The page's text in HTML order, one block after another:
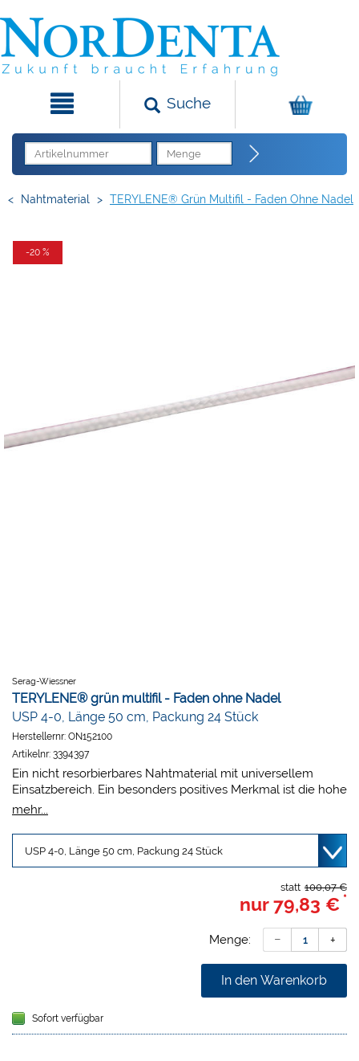
Suche
< Nahtmaterial > TERYLENE® Grün Multifil - Faden Ohne Nadel
-20 %
Serag-Wiessner
TERYLENE® grün multifil - Faden ohne Nadel
USP 4-0, Länge 50 cm, Packung 24 Stück
Herstellernr: ON152100
Artikelnr: 3394397
Ein nicht resorbierbares Nahtmaterial mit universellem
Einsatzbereich. Ein besonders positives Merkmal ist die hohe
Reißfestigkeit.
mehr...
100,07 €
statt
nur79,83 € *
Menge:
In den Warenkorb
Sofort verfügbar